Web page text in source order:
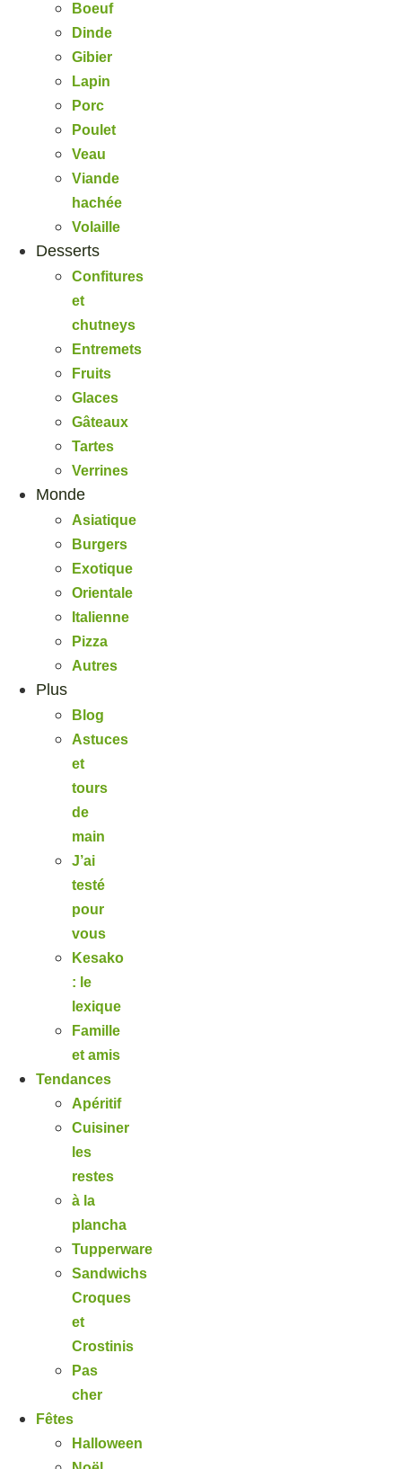
Boeuf
Dinde
Gibier
Lapin
Porc
Poulet
Veau
Viande
hachée
Volaille
Desserts
Confitures
et
chutneys
Entremets
Fruits
Glaces
Gâteaux
Tartes
Verrines
Monde
Asiatique
Burgers
Exotique
Orientale
Italienne
Pizza
Autres
Plus
Blog
Astuces
et
tours
de
main
J’ai
testé
pour
vous
Kesako
: le
lexique
Famille
et amis
Tendances
Apéritif
Cuisiner
les
restes
à la
plancha
Tupperware
Sandwichs
Croques
et
Crostinis
Pas
cher
Fêtes
Halloween